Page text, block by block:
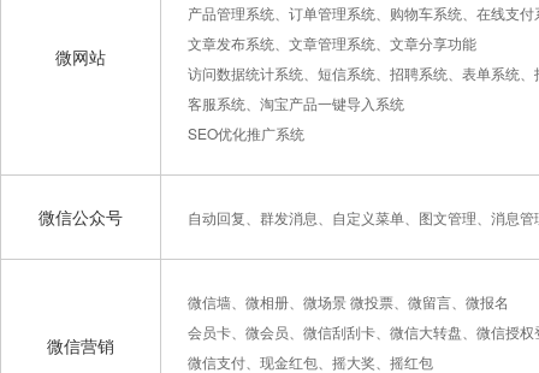
微网站
产品管理系统、订单管理系统、购物车系统、在线支付
文章发布系统、文章管理系统、文章分享功能
访问数据统计系统、短信系统、招聘系统、表单系统
客服系统、淘宝产品一键导入系统
SEO优化推广系统
微信公众号 自动回复、群发消息、自定义菜单、图文管理、消息管
微信营销
微信墙、微相册、微场景 微投票、微留言、微报名
会员卡、微会员、微信刮刮卡、微信大转盘、微信授权
微信支付、现金红包、摇大奖、摇红包